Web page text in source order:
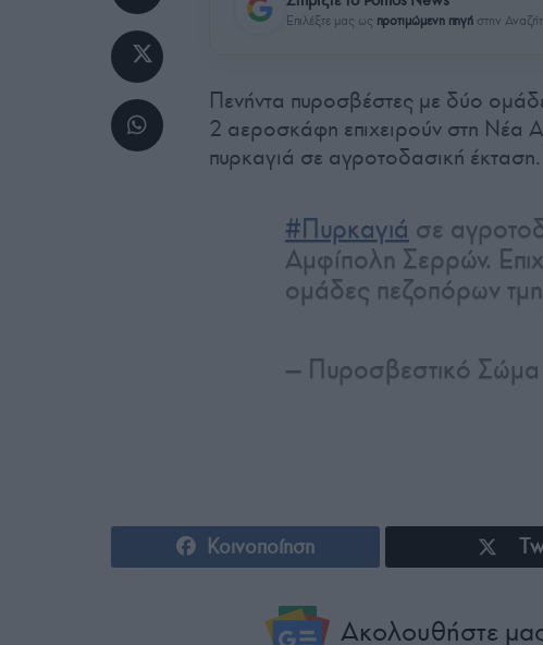
Επιλέξτε μας ως προτιμώμενη πηγή στην
Πενήντα πυροσβέστες με δύο
2 αεροσκάφη επιχειρούν στη Νέα
πυρκαγιά σε αγροτοδασική έκταση.
#Πυρκαγιά σε
Αμφίπολη Σερρών.
ομάδες πεζοπόρων
— Πυροσβεστικό
Κοινοποίηση
Ακολουθήστε